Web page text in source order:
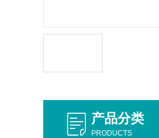
产品分类
PRODUCTS